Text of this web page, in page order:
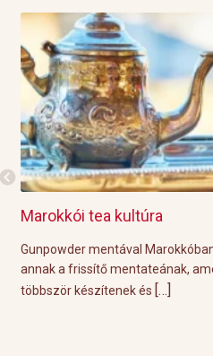
Marokkói tea kultúra
Gunpowder mentával
annak a frissítő mentateának,
többször készítenek és […]